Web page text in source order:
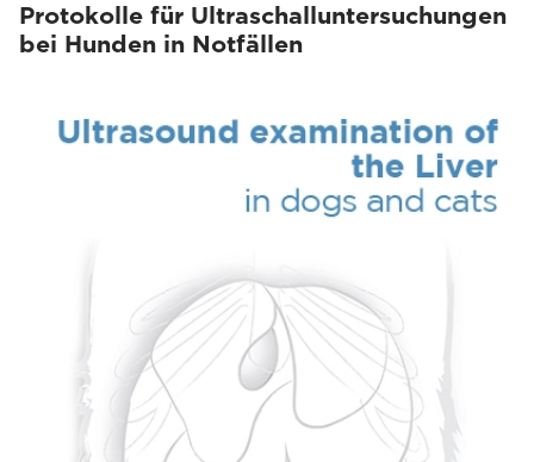
Protokolle für Ultraschalluntersuchungen
bei Hunden in Notfällen